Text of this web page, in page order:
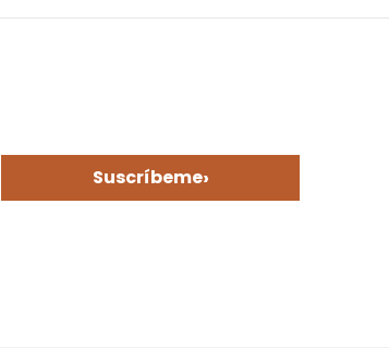
Suscríbeme›